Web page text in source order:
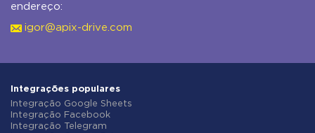
endereço:
igor@apix-drive.com
Integrações populares
Integração Google Sheets
Integração Facebook
Integração Telegram